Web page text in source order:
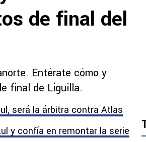
de final del
Entérate cómo y
final de Liguilla.
será la árbitra contra Atlas
y confía en remontar la serie